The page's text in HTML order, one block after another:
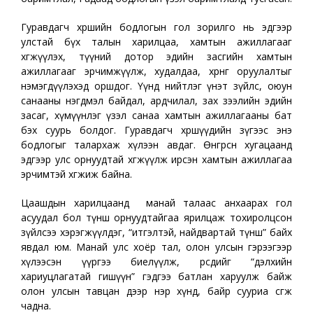
Гуравдагч хөршийн бодлогын гол зорилго нь эдгээр
улстай бүх талын харилцаа, хамтын ажиллагааг
хөгжүүлэх, түүний дотор эдийн засгийн хамтын
ажиллагааг эрчимжүүлж, худалдаа, хөрөнгө оруулалтыг
нэмэгдүүлэхэд оршдог. Үүнд нийтлэг үнэт зүйлс, оюун
санааны нэгдмэл байдал, ардчилал, зах зээлийн эдийн
засаг, хүмүүнлэг үзэл санаа хамтын ажиллагааны бат
бэх суурь болдог. Гуравдагч хөршүүдийн зүгээс энэ
бодлогыг талархаж хүлээн авдаг. Өнгөрсөн хугацаанд
эдгээр улс орнуудтай хөгжүүлж ирсэн хамтын ажиллагаа
эрчимтэй хөгжиж байна.
Цаашдын харилцаанд манай талаас анхаарах гол
асуудал бол түнш орнуудтайгаа ярилцаж тохиролцсон
зүйлсээ хэрэгжүүлдэг, “итгэлтэй, найдвартай түнш” байх
явдал юм. Манай улс хоёр тал, олон улсын гэрээгээр
хүлээсэн үүргээ биелүүлж, өөрсдийгөө “дэлхийн
хариуцлагатай гишүүн” гэдгээ батлан харуулж байж
олон улсын тавцан дээр нэр хүнд, байр сууриа өсгөж
чадна.